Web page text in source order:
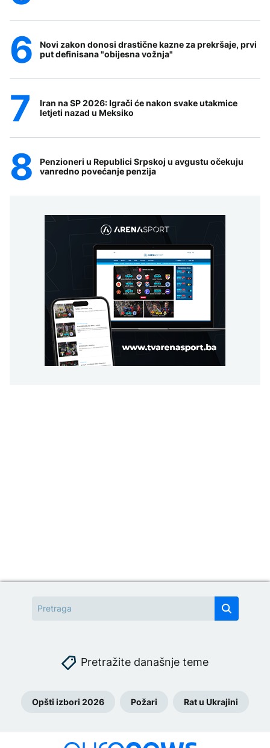
Novi zakon donosi drastične kazne za prekršaje, prvi
put definisana "obijesna vožnja"
Iran na SP 2026: Igrači će nakon svake utakmice
letjeti nazad u Meksiko
Penzioneri u Republici Srpskoj u avgustu očekuju
vanredno povećanje penzija
Pretražite današnje teme
Opšti izbori 2026 Požari Rat u Ukrajini